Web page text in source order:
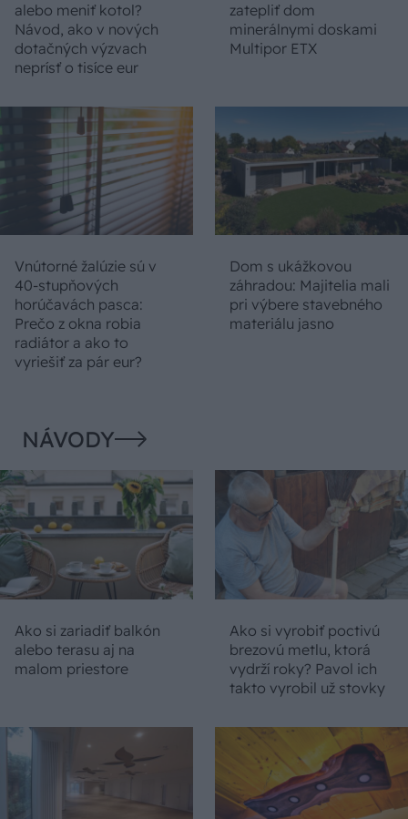
alebo meniť kotol?
Návod, ako v nových
dotačných výzvach
neprísť o tisíce eur
zatepliť dom
minerálnymi doskami
Multipor ETX
Vnútorné žalúzie sú v
40-stupňových
horúčavách pasca:
Prečo z okna robia
radiátor a ako to
vyriešiť za pár eur?
Dom s ukážkovou
záhradou: Majitelia mali
pri výbere stavebného
materiálu jasno
NÁVODY
Ako si zariadiť balkón
alebo terasu aj na
malom priestore
Ako si vyrobiť poctivú
brezovú metlu, ktorá
vydrží roky? Pavol ich
takto vyrobil už stovky